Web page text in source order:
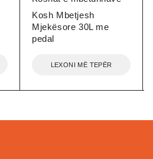
Kosh Mbetjesh
Mjekësore 30L me
pedal
LEXONI MË TEPËR